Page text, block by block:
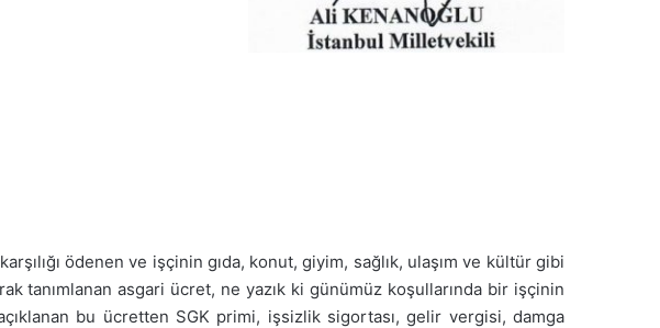
ödenen ve işçinin gıda, konut, giyim, sağlık, ulaşım ve kültür gibi
tanımlanan asgari ücret, ne yazık ki günümüz koşullarında bir işçinin
bu ücretten SGK primi, işsizlik sigortası, gelir vergisi, damga